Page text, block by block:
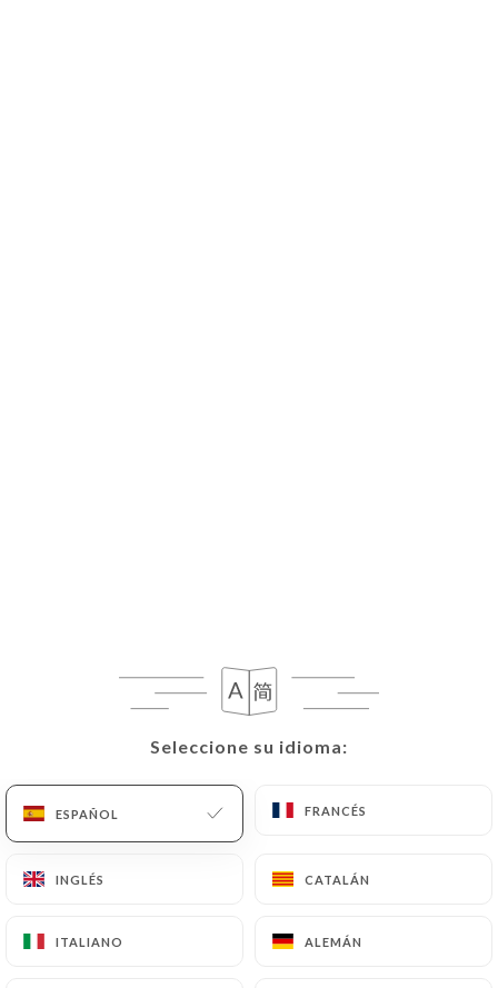
Seleccione su idioma:
ESPAÑOL FRANCÉS
INGLÉS CATALÁN
ITALIANO ALEMÁN
Seleccione su idioma:
ESPAÑOL FRANCÉS
INGLÉS CATALÁN
ITALIANO ALEMÁN